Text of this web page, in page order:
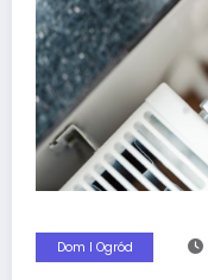
Dom I Ogród